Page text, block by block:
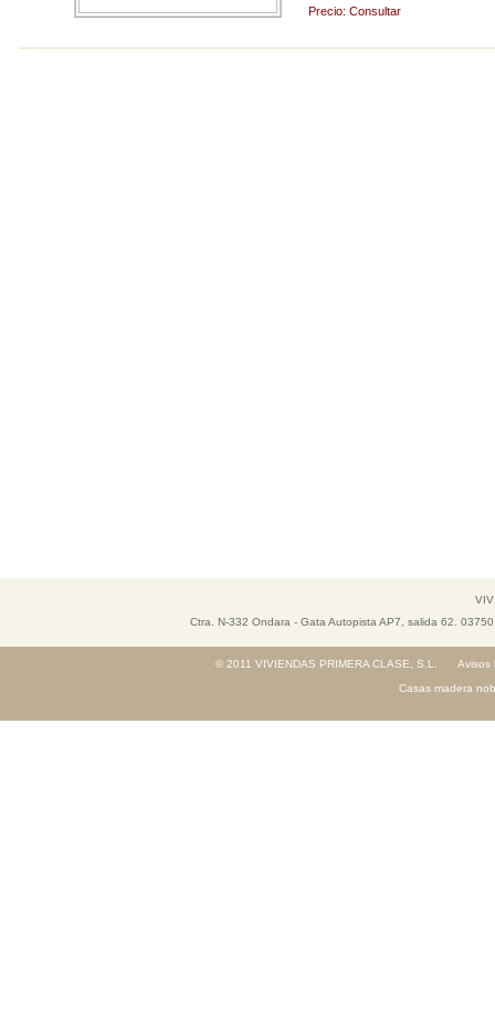
Precio: Consultar
Ctra. N-332 Ondara - Gata Autopista AP7, salida 62.
© 2011 VIVIENDAS PRIMERA CLASE, S.L. Avisos
Casas madera